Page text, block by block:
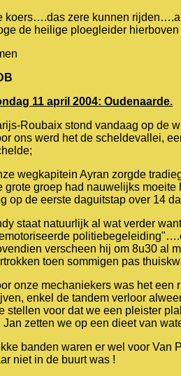
koers….das zere kunnen
de heilige ploegleider
11 april 2004: Oudenaarde.
Roubaix stond vandaag op de
ons werd het de scheldevallei,
wegkapitein Ayran zorgde
grote groep had nauwelijks
op de eerste daguitstap over 14
staat natuurlijk al wat verder
verscheen hij om 8u30 al
toen sommigen pas
onze mechaniekers was het een
enkel de tandem verloor
stellen voor dat we een pleister
Jan zetten we op een dieet van
banden waren er wel voor Van
niet in de buurt was !